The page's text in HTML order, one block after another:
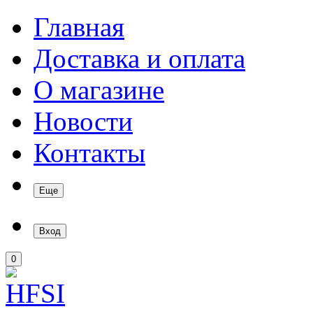
Главная
Доставка и оплата
О магазине
Новости
Контакты
Еще
Вход
0